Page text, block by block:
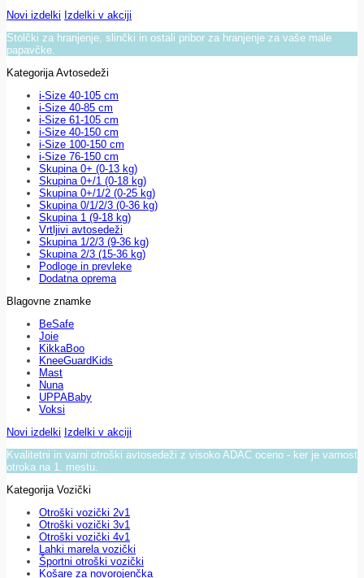
Novi izdelki Izdelki v akciji
Stolčki za hranjenje, slinčki in ostali pribor za hranjenje za vaše male
papavčke.
Kategorija Avtosedeži
i-Size 40-105 cm
i-Size 40-85 cm
i-Size 61-105 cm
i-Size 40-150 cm
i-Size 100-150 cm
i-Size 76-150 cm
Skupina 0+ (0-13 kg)
Skupina 0+/1 (0-18 kg)
Skupina 0+/1/2 (0-25 kg)
Skupina 0/1/2/3 (0-36 kg)
Skupina 1 (9-18 kg)
Vrtljivi avtosedeži
Skupina 1/2/3 (9-36 kg)
Skupina 2/3 (15-36 kg)
Podloge in prevleke
Dodatna oprema
Blagovne znamke
BeSafe
Joie
KikkaBoo
KneeGuardKids
Mast
Nuna
UPPABaby
Voksi
Novi izdelki Izdelki v akciji
Kvalitetni in varni otroški avtosedeži z visoko ADAC oceno - ker je varnost
otroka na 1. mestu.
Kategorija Vozički
Otroški vozički 2v1
Otroški vozički 3v1
Otroški vozički 4v1
Lahki marela vozički
Športni otroški vozički
Košare za novorojenčka